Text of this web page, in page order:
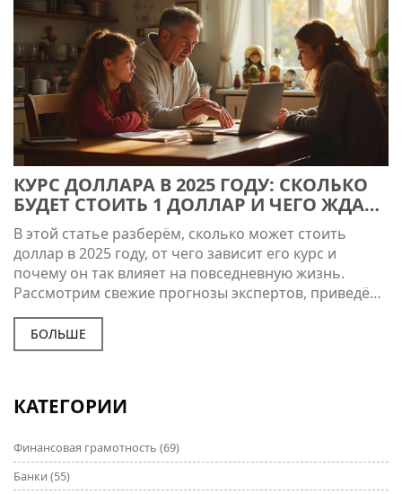
КУРС ДОЛЛАРА В 2025 ГОДУ: СКОЛЬКО
БУДЕТ СТОИТЬ 1 ДОЛЛАР И ЧЕГО ЖДАТЬ
РОССИЯНАМ
В этой статье разберём, сколько может стоить
доллар в 2025 году, от чего зависит его курс и
почему он так влияет на повседневную жизнь.
Рассмотрим свежие прогнозы экспертов, приведём
реальные примеры для обычных людей и дадим
полезные советы, как обезопасить свои сбережения
от колебаний доллара. Поговорим о простых
Всё честно, по делу и без обиняков.
БОЛЬШЕ
КАТЕГОРИИ
Финансовая грамотность (69)
Банки (55)